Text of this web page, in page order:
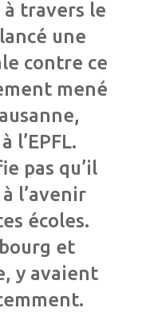
à travers le
une
contre ce
mené
l’EPFL.
pas qu’il
l’avenir
écoles.
et
y avaient